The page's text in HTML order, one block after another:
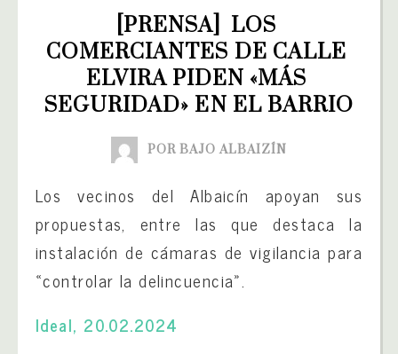
[PRENSA]  LOS
COMERCIANTES DE CALLE
ELVIRA PIDEN «MÁS
SEGURIDAD» EN EL BARRIO
POR BAJO ALBAIZÍN
Los vecinos del Albaicín apoyan sus
propuestas, entre las que destaca la
instalación de cámaras de vigilancia para
«controlar la delincuencia».
Ideal, 20.02.2024